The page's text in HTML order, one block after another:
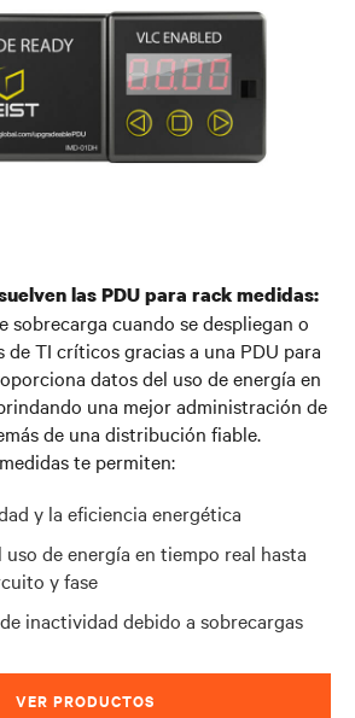
las PDU para rack medidas:
sobrecarga cuando se despliegan o
de TI críticos gracias a una PDU para
datos del uso de energía en
una mejor administración de
de una distribución fiable.
te permiten:
y la eficiencia energética
de energía en tiempo real hasta
y fase
inactividad debido a sobrecargas
VER PRODUCTOS